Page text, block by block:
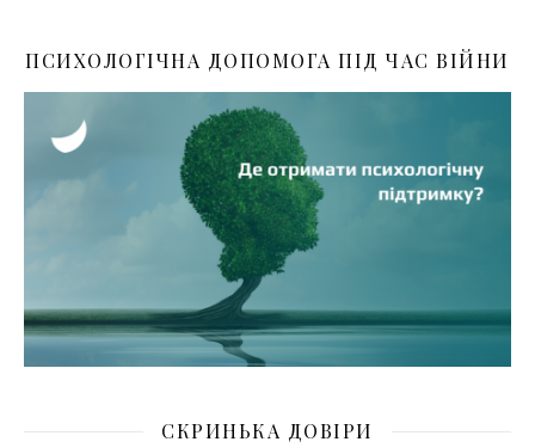
ПСИХОЛОГІЧНА ДОПОМОГА ПІД ЧАС ВІЙНИ
СКРИНЬКА ДОВІРИ